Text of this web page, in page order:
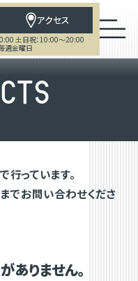
アクセス
土日祝：10:00～20:00
週金曜日
TS
っています。
でお問い合わせくださ
ありません。